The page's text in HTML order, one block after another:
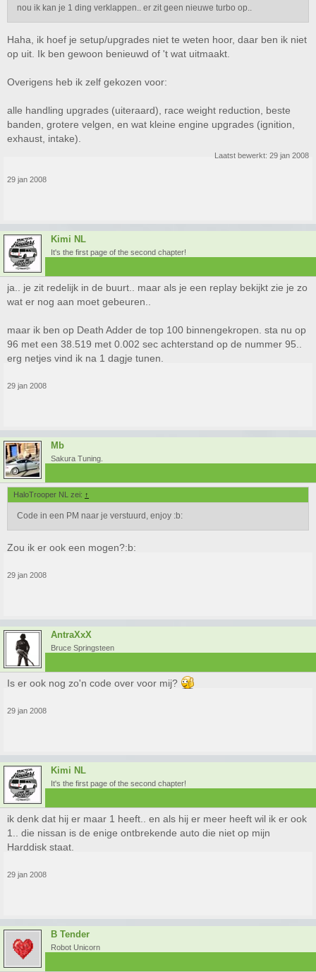
nou ik kan je 1 ding verklappen.. er zit geen nieuwe turbo op..
Haha, ik hoef je setup/upgrades niet te weten hoor, daar ben ik niet
op uit. Ik ben gewoon benieuwd of 't wat uitmaakt.
Overigens heb ik zelf gekozen voor:
alle handling upgrades (uiteraard), race weight reduction, beste
banden, grotere velgen, en wat kleine engine upgrades (ignition,
exhaust, intake).
Laatst bewerkt: 29 jan 2008
29 jan 2008
Kimi NL
It's the first page of the second chapter!
ja.. je zit redelijk in de buurt.. maar als je een replay bekijkt zie je zo
wat er nog aan moet gebeuren..
maar ik ben op Death Adder de top 100 binnengekropen. sta nu op
96 met een 38.519 met 0.002 sec achterstand op de nummer 95..
erg netjes vind ik na 1 dagje tunen.
29 jan 2008
Mb
Sakura Tuning.
HaloTrooper NL zei: ↑
Code in een PM naar je verstuurd, enjoy :b:
Zou ik er ook een mogen?:b:
29 jan 2008
AntraXxX
Bruce Springsteen
Is er ook nog zo'n code over voor mij?
29 jan 2008
Kimi NL
It's the first page of the second chapter!
ik denk dat hij er maar 1 heeft.. en als hij er meer heeft wil ik er ook
1.. die nissan is de enige ontbrekende auto die niet op mijn
Harddisk staat.
29 jan 2008
B Tender
Robot Unicorn